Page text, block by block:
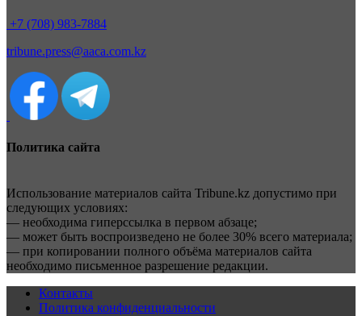
+7 (708) 983-7884
tribune.press@aaca.com.kz
Политика сайта
Использование материалов сайта Tribune.kz допустимо при
следующих условиях:
— необходима гиперссылка в первом абзаце;
— может быть воспроизведено не более 30% всего материала;
— при копировании полного объёма материалов сайта
необходимо письменное разрешение редакции.
Контакты
Политика конфиденциальности